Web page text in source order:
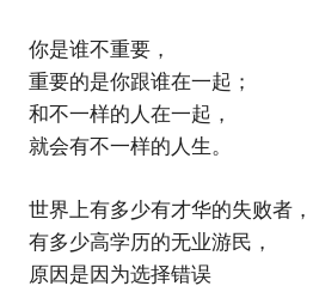
你是谁不重要，
重要的是你跟谁在一起；
和不一样的人在一起，
就会有不一样的人生。
世界上有多少有才华的失败者，
有多少高学历的无业游民，
原因是因为选择错误